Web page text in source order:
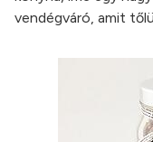
vendégváró, amit